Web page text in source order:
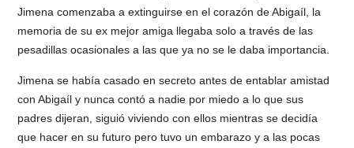
Jimena comenzaba a extinguirse en el corazón de Abigaíl, la
memoria de su ex mejor amiga llegaba solo a través de las
pesadillas ocasionales a las que ya no se le daba importancia.
Jimena se había casado en secreto antes de entablar amistad
con Abigaíl y nunca contó a nadie por miedo a lo que sus
padres dijeran, siguió viviendo con ellos mientras se decidía
que hacer en su futuro pero tuvo un embarazo y a las pocas